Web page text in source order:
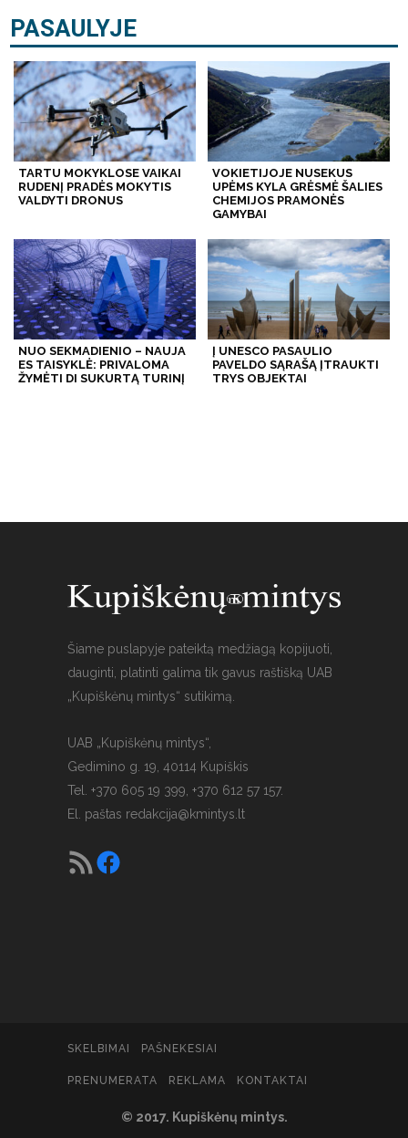
PASAULYJE
TARTU MOKYKLOSE VAIKAI
RUDENĮ PRADĖS MOKYTIS
VALDYTI DRONUS
VOKIETIJOJE NUSEKUS
UPĖMS KYLA GRĖSMĖ ŠALIES
CHEMIJOS PRAMONĖS
GAMYBAI
NUO SEKMADIENIO – NAUJA
ES TAISYKLĖ: PRIVALOMA
ŽYMĖTI DI SUKURTĄ TURINĮ
Į UNESCO PASAULIO
PAVELDO SĄRAŠĄ ĮTRAUKTI
TRYS OBJEKTAI
Šiame puslapyje pateiktą medžiagą kopijuoti,
dauginti, platinti galima tik gavus raštišką UAB
„Kupiškėnų mintys“ sutikimą.
UAB „Kupiškėnų mintys“,
Gedimino g. 19, 40114 Kupiškis
Tel. +370 605 19 399, +370 612 57 157.
El. paštas redakcija@kmintys.lt
SKELBIMAI PAŠNEKESIAI
© 2017. Kupiškėnų mintys.
PRENUMERATA REKLAMA KONTAKTAI